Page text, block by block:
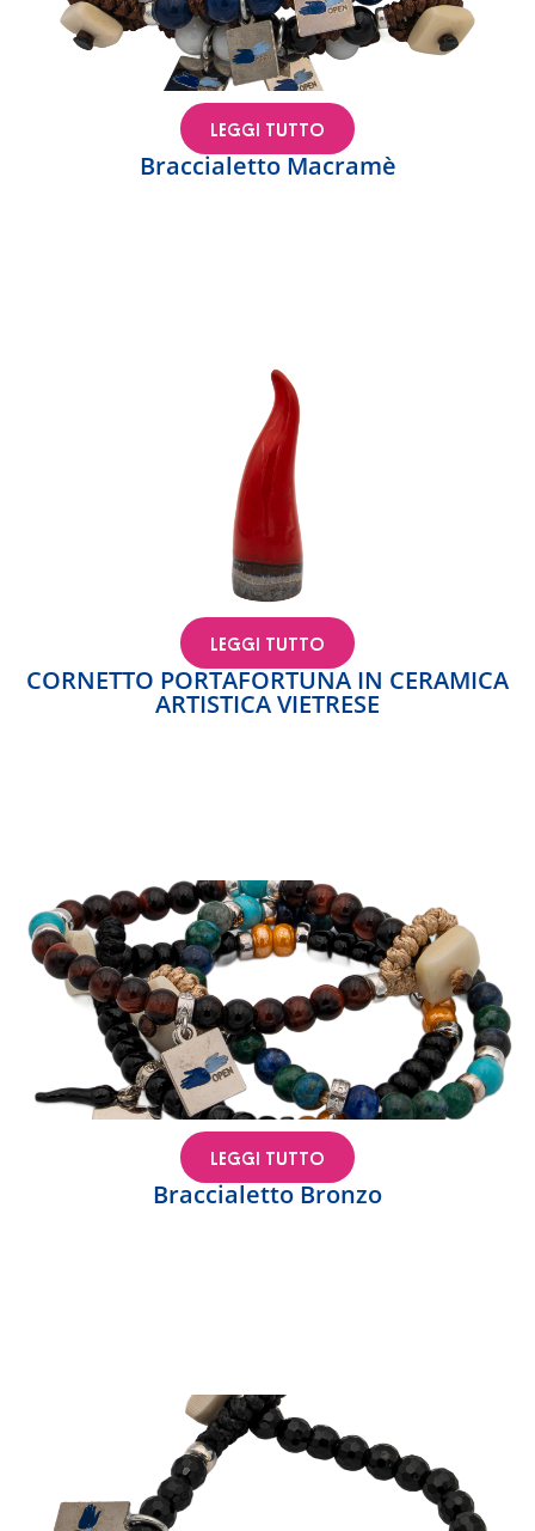
Braccialetto Macramè
LEGGI TUTTO
CORNETTO PORTAFORTUNA IN CERAMICA
ARTISTICA VIETRESE
LEGGI TUTTO
Braccialetto Bronzo
LEGGI TUTTO